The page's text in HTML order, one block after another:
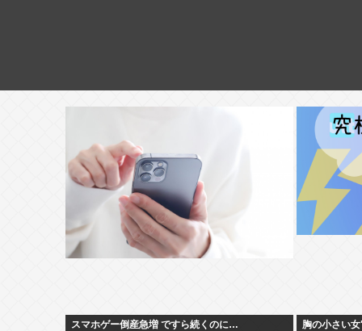
スマホゲー倒産急増 ですら続くのに… 胸の小さい